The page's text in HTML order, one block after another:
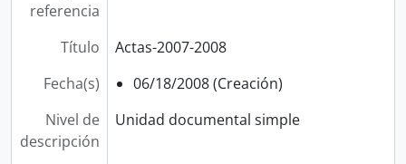
referencia
Título
Actas-2007-2008
Fecha(s)
06/18/2008 (Creación)
Nivel de
descripción
Unidad documental simple